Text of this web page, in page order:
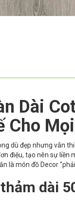
Dài
Cho
dù đẹp nhưng vẫn
điệu, tạo nên sự
là món đồ Decor
dài